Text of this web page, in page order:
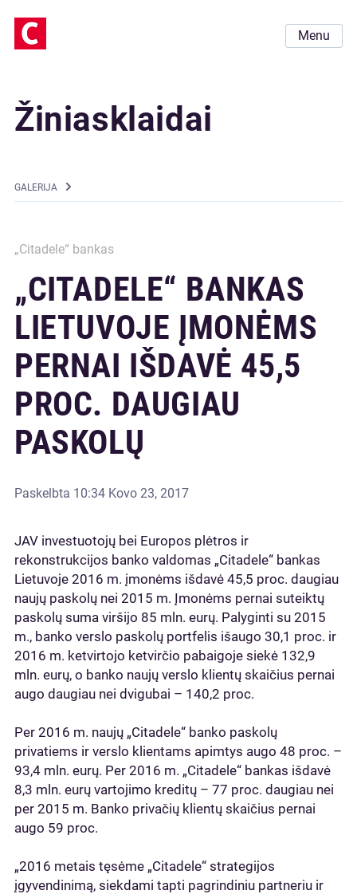
Menu
Žiniasklaidai
GALERIJA
„Citadele“ bankas
„CITADELE“ BANKAS
LIETUVOJE ĮMONĖMS
PERNAI IŠDAVĖ 45,5
PROC. DAUGIAU
PASKOLŲ
Paskelbta 10:34 Kovo 23, 2017
JAV investuotojų bei Europos plėtros ir
rekonstrukcijos banko valdomas „Citadele“ bankas
Lietuvoje 2016 m. įmonėms išdavė 45,5 proc. daugiau
naujų paskolų nei 2015 m. Įmonėms pernai suteiktų
paskolų suma viršijo 85 mln. eurų. Palyginti su 2015
m., banko verslo paskolų portfelis išaugo 30,1 proc. ir
2016 m. ketvirtojo ketvirčio pabaigoje siekė 132,9
mln. eurų, o banko naujų verslo klientų skaičius pernai
augo daugiau nei dvigubai – 140,2 proc.
Per 2016 m. naujų „Citadele“ banko paskolų
privatiems ir verslo klientams apimtys augo 48 proc. –
93,4 mln. eurų. Per 2016 m. „Citadele“ bankas išdavė
8,3 mln. eurų vartojimo kreditų – 77 proc. daugiau nei
per 2015 m. Banko privačių klientų skaičius pernai
augo 59 proc.
„2016 metais tęsėme „Citadele“ strategijos
įgyvendinimą, siekdami tapti pagrindiniu partneriu ir